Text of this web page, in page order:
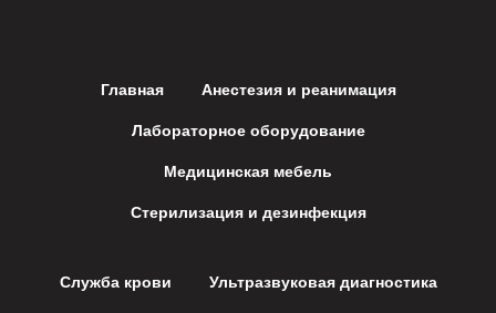
Главная Анестезия и реанимация
Лабораторное оборудование
Медицинская мебель
Стерилизация и дезинфекция
Служба крови Ультразвуковая диагностика